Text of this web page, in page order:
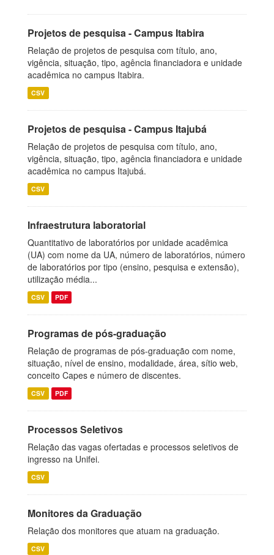
Projetos de pesquisa - Campus Itabira
Relação de projetos de pesquisa com título, ano,
vigência, situação, tipo, agência financiadora e unidade
acadêmica no campus Itabira.
CSV
Projetos de pesquisa - Campus Itajubá
Relação de projetos de pesquisa com título, ano,
vigência, situação, tipo, agência financiadora e unidade
acadêmica no campus Itajubá.
CSV
Infraestrutura laboratorial
Quantitativo de laboratórios por unidade acadêmica
(UA) com nome da UA, número de laboratórios, número
de laboratórios por tipo (ensino, pesquisa e extensão),
utilização média...
CSV PDF
Programas de pós-graduação
Relação de programas de pós-graduação com nome,
situação, nível de ensino, modalidade, área, sítio web,
conceito Capes e número de discentes.
CSV PDF
Processos Seletivos
Relação das vagas ofertadas e processos seletivos de
ingresso na Unifei.
CSV
Monitores da Graduação
Relação dos monitores que atuam na graduação.
CSV